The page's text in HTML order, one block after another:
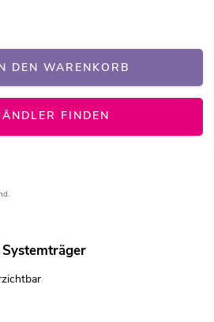
DEN WARENKORB
FINDEN